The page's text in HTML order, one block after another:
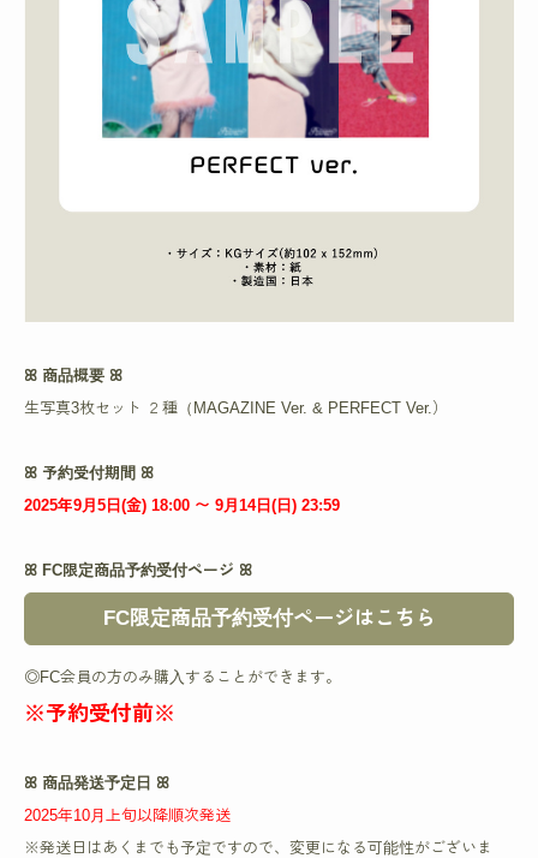
ꕤ 商品概要 ꕤ
生写真3枚セット ２種（MAGAZINE Ver. & PERFECT Ver.）
ꕤ 予約受付期間 ꕤ
2025年9月5日(金) 18:00 〜 9月14日(日) 23:59
ꕤ FC限定商品予約受付ページ ꕤ
FC限定商品予約受付ページはこちら
◎FC会員の方のみ購入することができます。
※予約受付前※
ꕤ 商品発送予定日 ꕤ
2025年10月上旬以降順次発送
※発送日はあくまでも予定ですので、変更になる可能性がございま